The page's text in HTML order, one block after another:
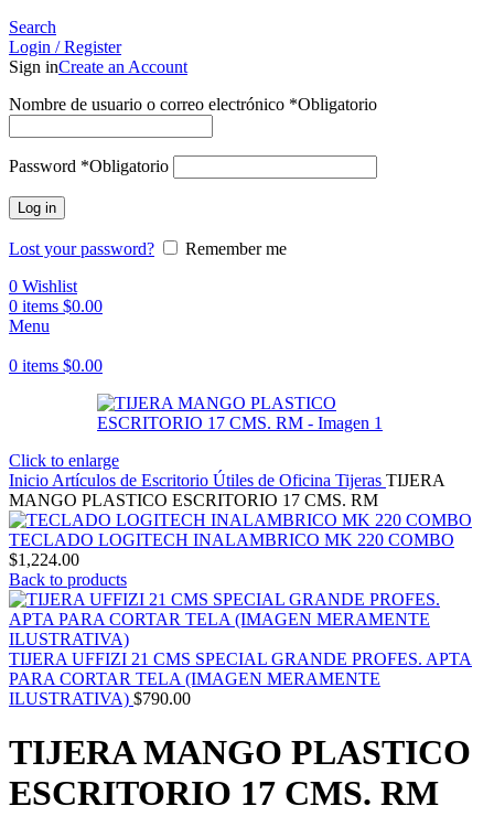
Search
Login / Register
Sign inCreate an Account
Nombre de usuario o correo electrónico *Obligatorio
Password *Obligatorio
Log in
Lost your password?
Remember me
0 Wishlist
0 items $0.00
Menu
0 items $0.00
Click to enlarge
Inicio Artículos de Escritorio Útiles de Oficina Tijeras TIJERA
MANGO PLASTICO ESCRITORIO 17 CMS. RM
TECLADO LOGITECH INALAMBRICO MK 220 COMBO
$1,224.00
Back to products
TIJERA UFFIZI 21 CMS SPECIAL GRANDE PROFES. APTA
PARA CORTAR TELA (IMAGEN MERAMENTE
ILUSTRATIVA) $790.00
TIJERA MANGO PLASTICO
ESCRITORIO 17 CMS. RM